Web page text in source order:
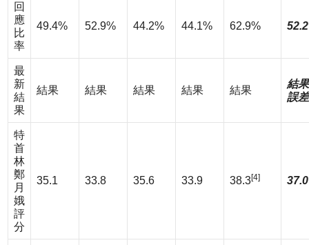
回
應
比
率
49.4% 52.9% 44.2% 44.1% 62.9%
最
新
結
果
結果 結果 結果 結果 結果
結
誤差
特
首
林
鄭
月
娥
評
分
35.1 33.8 35.6 33.9 38.3[4]